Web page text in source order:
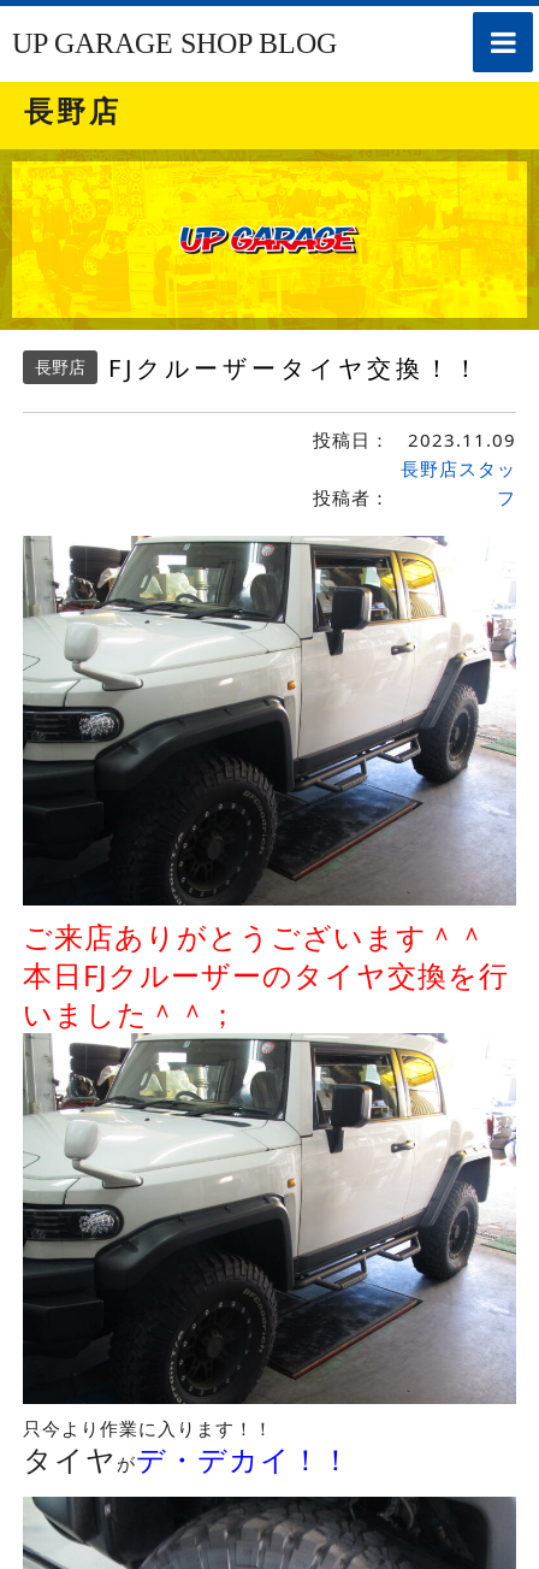
toggle
UP GARAGE SHOP BLOG
長野店
長野店 FJクルーザータイヤ交換！！
投稿日： 2023.11.09
投稿者：
長野店スタッ
フ
ご来店ありがとうございます＾＾
本日FJクルーザーのタイヤ交換を行
いました＾＾；
只今より作業に入ります！！
タイヤ がデ・デカイ！！